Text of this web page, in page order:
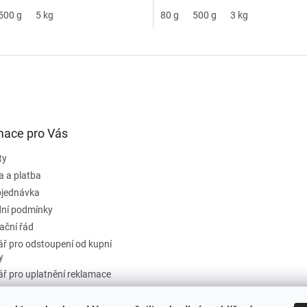
g 5 kg 80 g 500 g 3 kg
pro Vás
a platba
podmínky
řád
pro odstoupení od kupní
pro uplatnění reklamace